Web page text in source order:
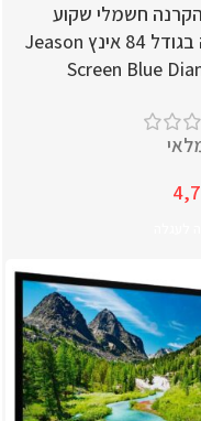
חשמלי שקוע
תקרה בגודל 84 אינץ Jeason
Screen Blue